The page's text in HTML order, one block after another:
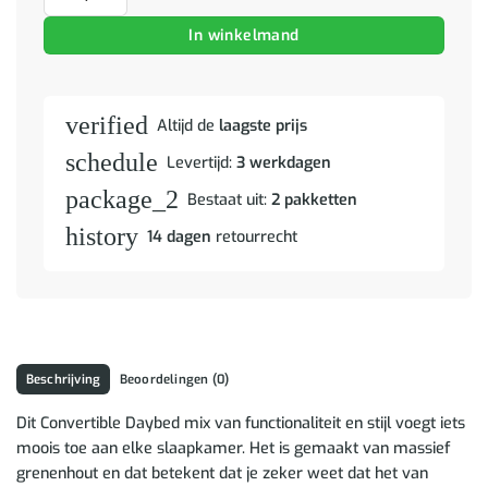
In winkelmand
verified Altijd de laagste prijs
schedule Levertijd: 3 werkdagen
package_2 Bestaat uit: 2 pakketten
history 14 dagen retourrecht
Beschrijving Beoordelingen (0)
Dit Convertible Daybed mix van functionaliteit en stijl voegt iets
moois toe aan elke slaapkamer. Het is gemaakt van massief
grenenhout en dat betekent dat je zeker weet dat het van